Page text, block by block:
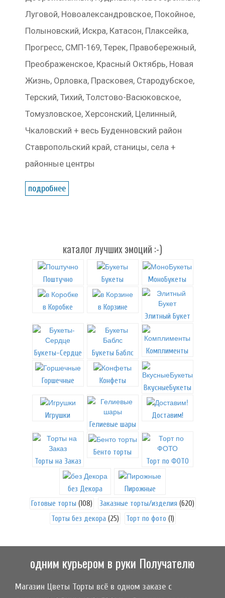
Луговой, Новоалександровское, Покойное,
Полыновский, Искра, Катасон, Плаксейка,
Прогресс, СМП-169, Терек, Правобережный,
Преображенское, Красный Октябрь, Новая
Жизнь, Орловка, Прасковея, Стародубское,
Терский, Тихий, Толстово-Васюковское,
Томузловское, Херсонский, Целинный,
Чкаловский + весь Буденновский район
Ставропольский край, станицы, села +
районные центры
подробнее
каталог лучших эмоций :-)
Поштучно Букеты МоноБукеты
в Коробке
в Корзине
Элитный Букет
Букеты-Сердце Букеты Баблс Комплименты
Горшечные
Конфеты
ВкусныеБукеты
Игрушки
Гелиевые шары
Доставим!
Торты на Заказ
Бенто торты
Торт по ФОТО
без Декора
Пирожные
Готовые торты (108) Заказные торты/изделия (620)
Торты без декора (25) Торт по фото (1)
одним курьером в руки Получателю
Магазин Цветы Торты всё в одном заказе с